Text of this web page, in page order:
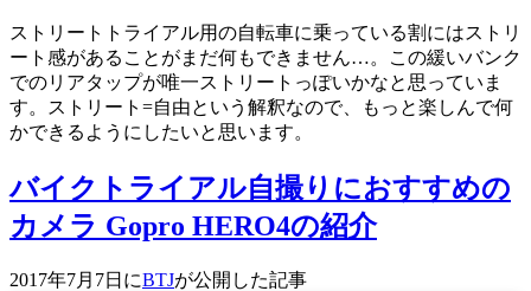
ストリートトライアル用の自転車に乗っている割にはストリ
ート感があることがまだ何もできません…。この緩いバンク
でのリアタップが唯一ストリートっぽいかなと思っていま
す。ストリート=自由という解釈なので、もっと楽しんで何
かできるようにしたいと思います。
バイクトライアル自撮りにおすすめの
カメラ Gopro HERO4の紹介
2017年7月7日にBTJが公開した記事